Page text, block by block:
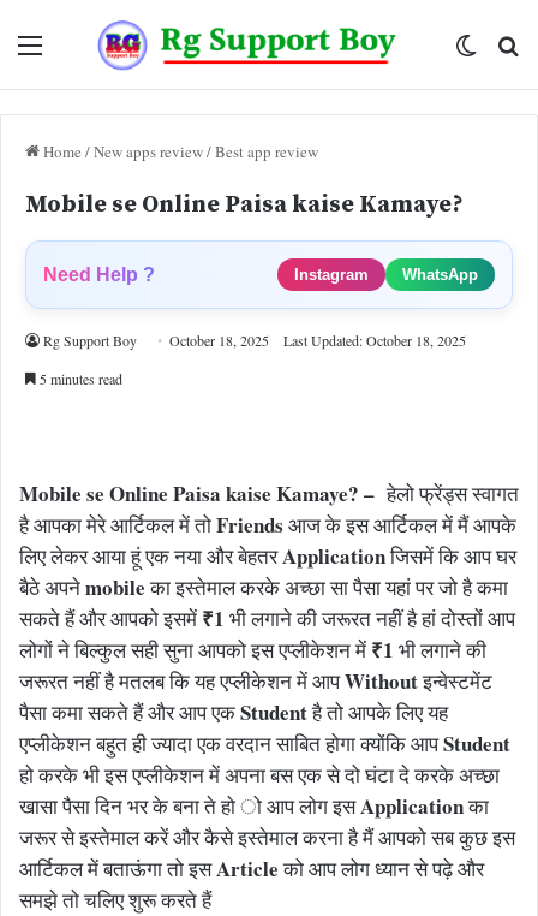
Switch
Home /New apps review/Best app review
Mobile se Online Paisa kaise Kamaye?
Need Help ? Instagram WhatsApp
Rg Support Boy October 18, 2025
Last Updated: October 18, 2025
5 minutes read
Mobile se Online Paisa kaise Kamaye? –हेलो फ्रेंड्स स्वागत
है आपका मेरे आर्टिकल में तोFriends आज के इस आर्टिकल में मैं आपके
लिए लेकर आया हूं एक नया और बेहतरApplicationजिसमें कि आप घर
बैठे अपनेmobileका इस्तेमाल करके अच्छा सा पैसा यहां पर जो है कमा
सकते हैं और आपको इसमें ₹1 भी लगाने की जरूरत नहीं है हां दोस्तों आप
लोगों ने बिल्कुल सही सुना आपको इस एप्लीकेशन में ₹1 भी लगाने की
जरूरत नहीं है मतलब कि यह एप्लीकेशन में आपWithoutइन्वेस्टमेंट
पैसा कमा सकते हैं और आप एकStudentहै तो आपके लिए यह
एप्लीकेशन बहुत ही ज्यादा एक वरदान साबित होगा क्योंकि आपStudent
हो करके भी इस एप्लीकेशन में अपना बस एक से दो घंटा दे करके अच्छा
खासा पैसा दिन भर के बना ते हो ो आप लोग इसApplicationका
जरूर से इस्तेमाल करें और कैसे इस्तेमाल करना है मैं आपको सब कुछ इस
आर्टिकल में बताऊंगा तो इसArticleको आप लोग ध्यान से पढ़े और
समझे तो चलिए शुरू करते हैं